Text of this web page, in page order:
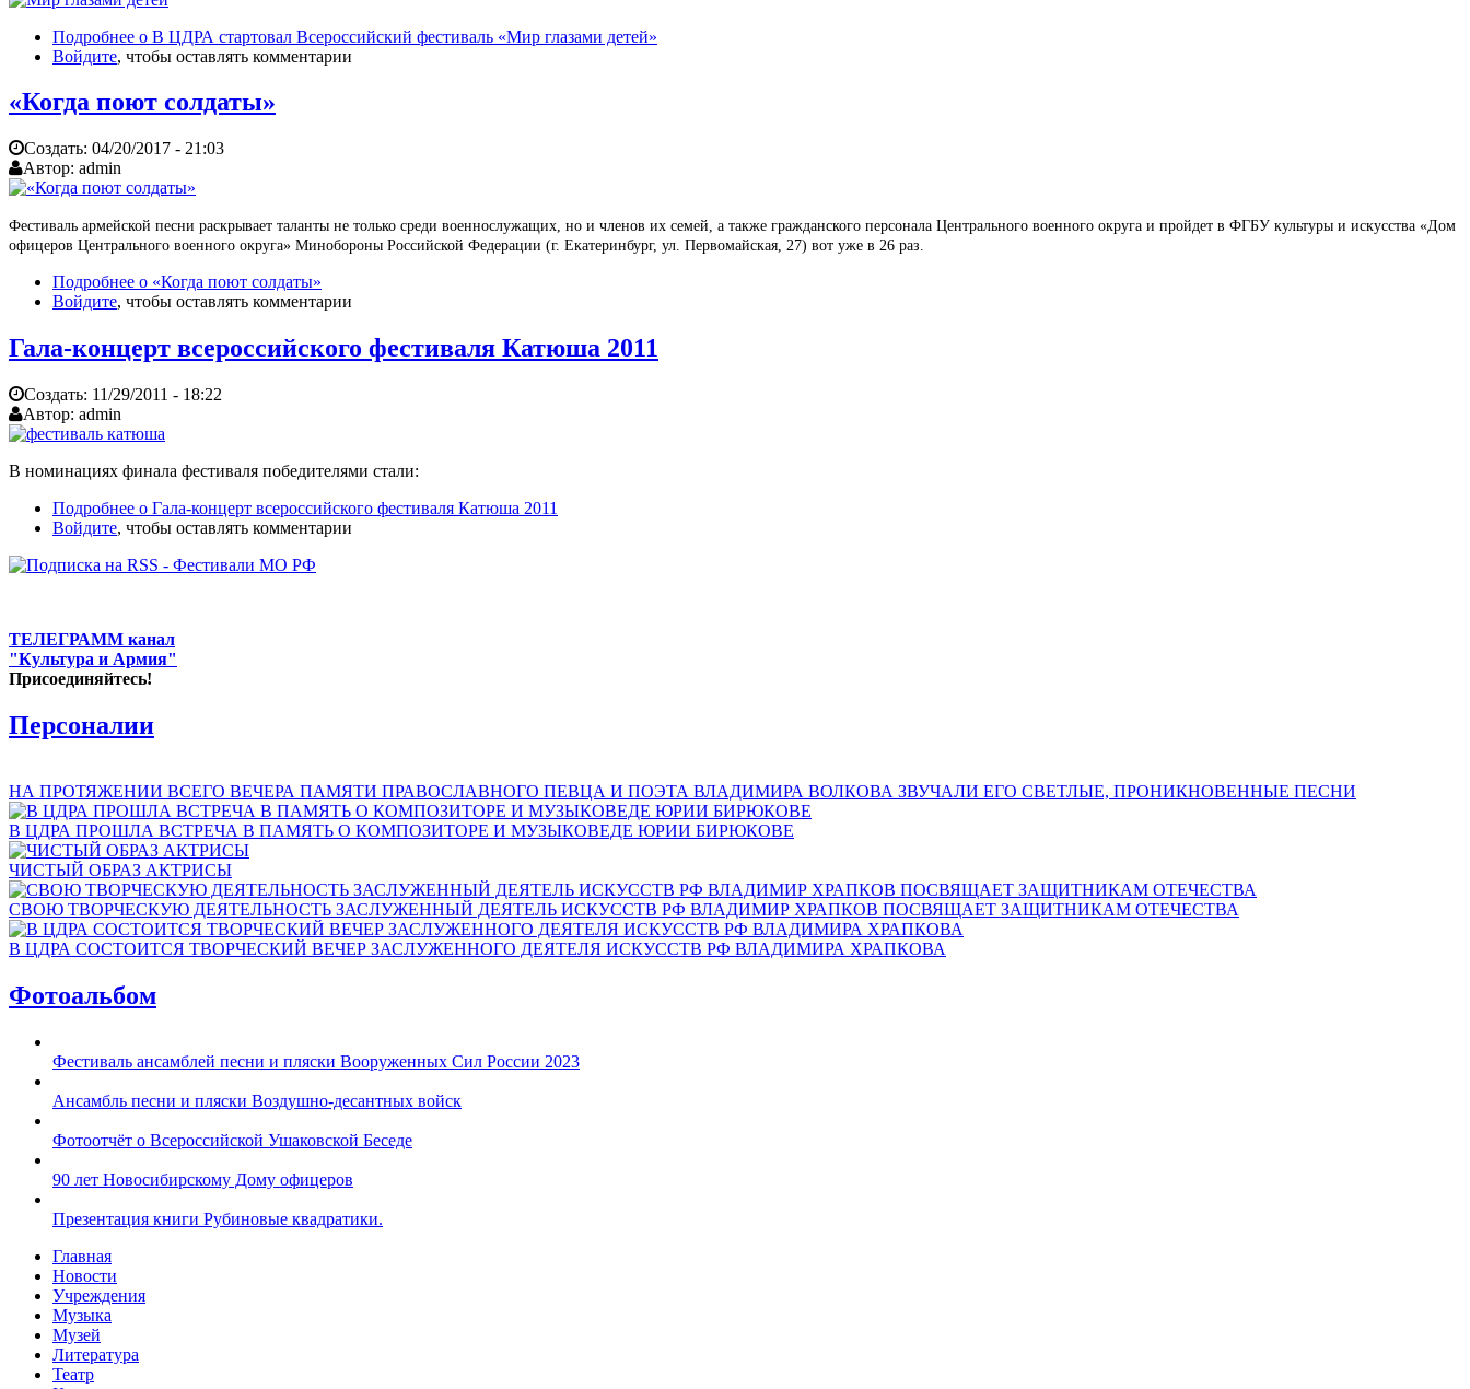
Подробнее о В ЦДРА стартовал Всероссийский фестиваль «Мир глазами детей»
Войдите, чтобы оставлять комментарии
«Когда поют солдаты»
Создать: 04/20/2017 - 21:03
Автор: admin
Фестиваль армейской песни раскрывает таланты не только среди военнослужащих, но и членов их семей, а также гражданского персонала Центрального военного округа и пройдет в ФГБУ культуры и искусства «Дом
офицеров Центрального военного округа» Минобороны Российской Федерации (г. Екатеринбург, ул. Первомайская, 27) вот уже в 26 раз.
Подробнее о «Когда поют солдаты»
Войдите, чтобы оставлять комментарии
Гала-концерт всероссийского фестиваля Катюша 2011
Создать: 11/29/2011 - 18:22
Автор: admin
В номинациях финала фестиваля победителями стали:
Подробнее о Гала-концерт всероссийского фестиваля Катюша 2011
Войдите, чтобы оставлять комментарии
ТЕЛЕГРАММ канал
"Культура и Армия"
Присоединяйтесь!
Персоналии
НА ПРОТЯЖЕНИИ ВСЕГО ВЕЧЕРА ПАМЯТИ ПРАВОСЛАВНОГО ПЕВЦА И ПОЭТА ВЛАДИМИРА ВОЛКОВА ЗВУЧАЛИ ЕГО СВЕТЛЫЕ, ПРОНИКНОВЕННЫЕ ПЕСНИ
В ЦДРА ПРОШЛА ВСТРЕЧА В ПАМЯТЬ О КОМПОЗИТОРЕ И МУЗЫКОВЕДЕ ЮРИИ БИРЮКОВЕ
ЧИСТЫЙ ОБРАЗ АКТРИСЫ
СВОЮ ТВОРЧЕСКУЮ ДЕЯТЕЛЬНОСТЬ ЗАСЛУЖЕННЫЙ ДЕЯТЕЛЬ ИСКУССТВ РФ ВЛАДИМИР ХРАПКОВ ПОСВЯЩАЕТ ЗАЩИТНИКАМ ОТЕЧЕСТВА
В ЦДРА СОСТОИТСЯ ТВОРЧЕСКИЙ ВЕЧЕР ЗАСЛУЖЕННОГО ДЕЯТЕЛЯ ИСКУССТВ РФ ВЛАДИМИРА ХРАПКОВА
Фотоальбом
Фестиваль ансамблей песни и пляски Вооруженных Сил России 2023
Ансамбль песни и пляски Воздушно-десантных войск
Фотоотчёт о Всероссийской Ушаковской Беседе
90 лет Новосибирскому Дому офицеров
Презентация книги Рубиновые квадратики.
Главная
Новости
Учреждения
Музыка
Музей
Литература
Театр